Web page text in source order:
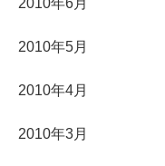
2010年6月
2010年5月
2010年4月
2010年3月